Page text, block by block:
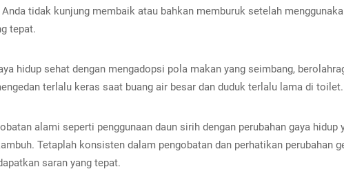
tidak kunjung membaik atau bahkan memburuk setelah
tepat.
hidup sehat dengan mengadopsi pola makan yang seimbang,
terlalu keras saat buang air besar dan duduk terlalu lama di toilet.
alami seperti penggunaan daun sirih dengan perubahan gaya
Tetaplah konsisten dalam pengobatan dan perhatikan perubahan
saran yang tepat.